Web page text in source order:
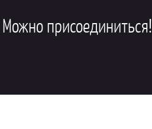
можно присоединиться!